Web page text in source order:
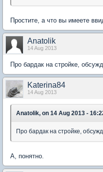
Простите, а что вы имеете
Anatolik
14 Aug 2013
Про бардак на стройке,
Katerina84
14 Aug 2013
Anatolik, on 14 Aug 2013 -
Про бардак на стройке,
А, понятно.